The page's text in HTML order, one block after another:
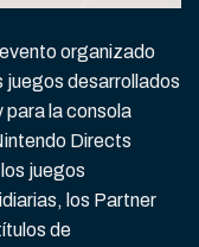
organizado
juegos desarrollados
la consola
Directs
juegos
los Partner
de